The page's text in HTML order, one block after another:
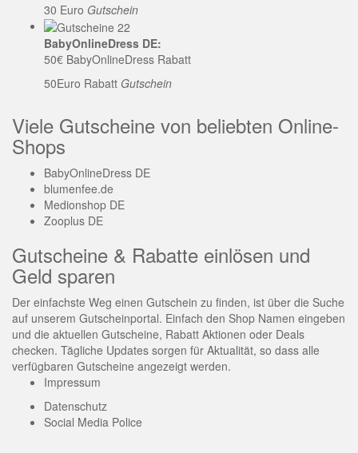
30 Euro Gutschein
BabyOnlineDress DE:
50€ BabyOnlineDress Rabatt
50Euro Rabatt Gutschein
Viele Gutscheine von beliebten Online-
Shops
BabyOnlineDress DE
blumenfee.de
Medionshop DE
Zooplus DE
Gutscheine & Rabatte einlösen und
Geld sparen
Der einfachste Weg einen Gutschein zu finden, ist über die Suche
auf unserem Gutscheinportal. Einfach den Shop Namen eingeben
und die aktuellen Gutscheine, Rabatt Aktionen oder Deals
checken. Tägliche Updates sorgen für Aktualität, so dass alle
verfügbaren Gutscheine angezeigt werden.
Impressum
Datenschutz
Social Media Police